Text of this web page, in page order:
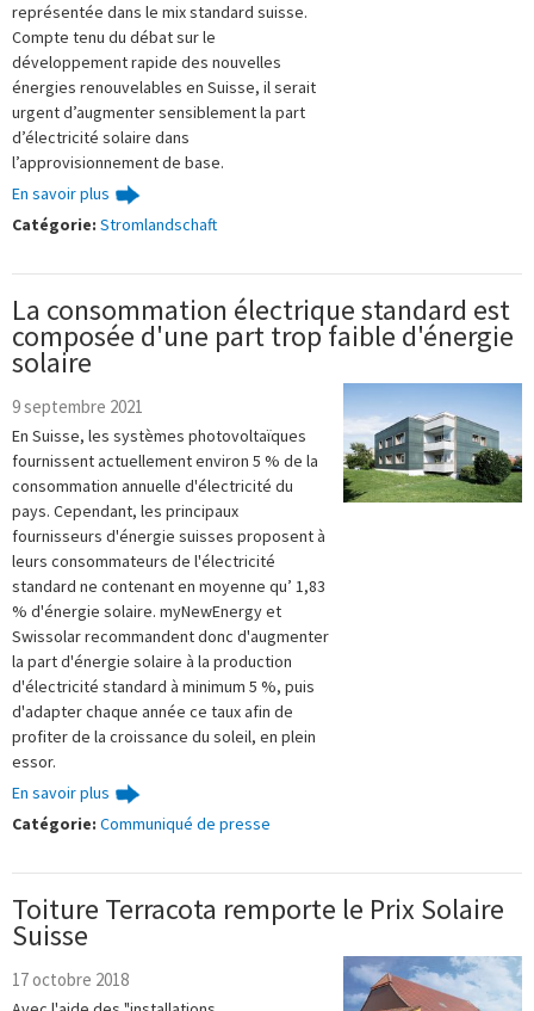
représentée dans le mix standard suisse.
Compte tenu du débat sur le
développement rapide des nouvelles
énergies renouvelables en Suisse, il serait
urgent d’augmenter sensiblement la part
d’électricité solaire dans
l’approvisionnement de base.
En savoir plus
Catégorie: Stromlandschaft
La consommation électrique standard est
composée d'une part trop faible d'énergie
solaire
9 septembre 2021
En Suisse, les systèmes photovoltaïques
fournissent actuellement environ 5 % de la
consommation annuelle d'électricité du
pays. Cependant, les principaux
fournisseurs d'énergie suisses proposent à
leurs consommateurs de l'électricité
standard ne contenant en moyenne qu’ 1,83
% d'énergie solaire. myNewEnergy et
Swissolar recommandent donc d'augmenter
la part d'énergie solaire à la production
d'électricité standard à minimum 5 %, puis
d'adapter chaque année ce taux afin de
profiter de la croissance du soleil, en plein
essor.
En savoir plus
Catégorie: Communiqué de presse
Toiture Terracota remporte le Prix Solaire
Suisse
17 octobre 2018